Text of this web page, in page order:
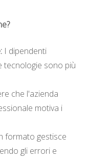
I dipendenti
tecnologie sono più
che l'azienda
motiva i
formato gestisce
gli errori e